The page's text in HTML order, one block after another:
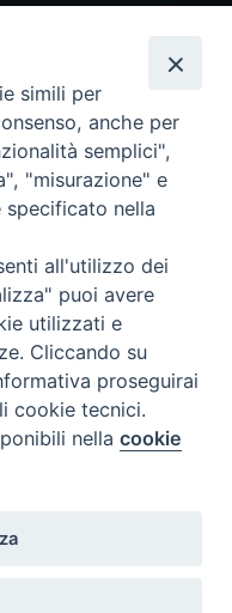
simili per
anche per
semplici",
"misurazione" e
nella
all'utilizzo dei
puoi avere
utilizzati e
Cliccando su
proseguirai
cookie tecnici.
nellacookie